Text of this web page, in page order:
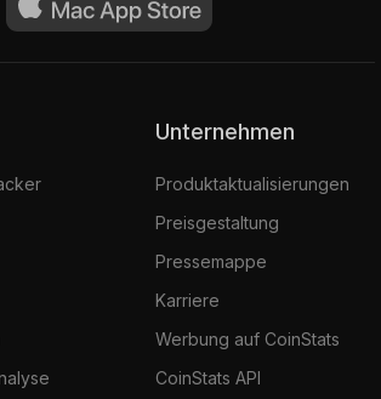
Unternehmen
Produktaktualisierungen
Preisgestaltung
Pressemappe
Karriere
Werbung auf CoinStats
CoinStats API